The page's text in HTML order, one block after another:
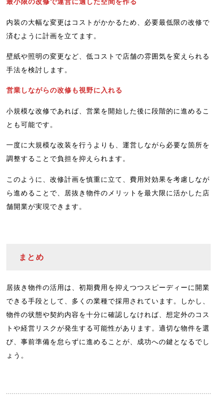
最小限の改修で運営に適した空間を作る
内装の大幅な変更はコストがかかるため、必要最低限の改修で
済むように計画を立てます。
壁紙や照明の変更など、低コストで店舗の雰囲気を変えられる
手法を検討します。
営業しながらの改修も視野に入れる
小規模な改修であれば、営業を開始した後に段階的に進めるこ
とも可能です。
一度に大規模な改装を行うよりも、運営しながら必要な箇所を
調整することで負担を抑えられます。
このように、改修計画を慎重に立て、費用対効果を考慮しなが
ら進めることで、居抜き物件のメリットを最大限に活かした店
舗開業が実現できます。
まとめ
居抜き物件の活用は、初期費用を抑えつつスピーディーに開業
できる手段として、多くの業種で採用されています。しかし、
物件の状態や契約内容を十分に確認しなければ、想定外のコス
トや経営リスクが発生する可能性があります。適切な物件を選
び、事前準備を怠らずに進めることが、成功への鍵となるでし
ょう。